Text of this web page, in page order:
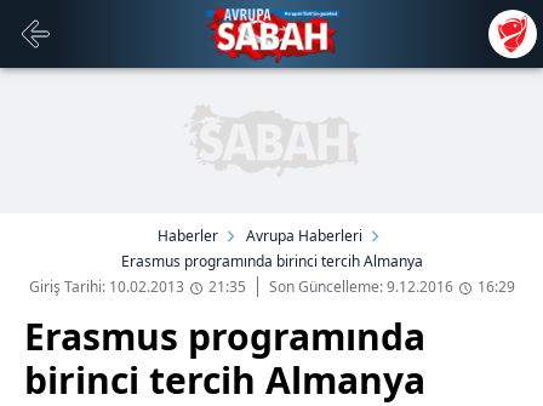
Haberler
Avrupa Haberleri
Erasmus programında birinci tercih Almanya
Giriş Tarihi: 10.02.2013
21:35 Son Güncelleme: 9.12.2016 16:29
Erasmus programında
birinci tercih Almanya